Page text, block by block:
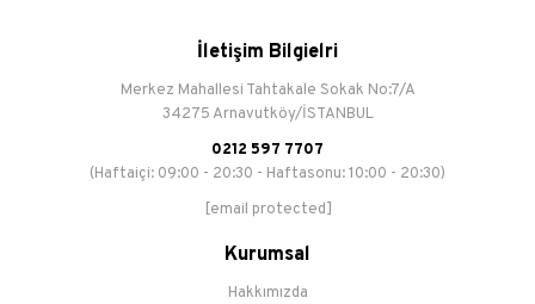
İletişim Bilgielri
Merkez Mahallesi Tahtakale Sokak No:7/A
34275 Arnavutköy/İSTANBUL
0212 597 7707
(Haftaiçi: 09:00 - 20:30 - Haftasonu: 10:00 - 20:30)
[email protected]
Kurumsal
Hakkımızda